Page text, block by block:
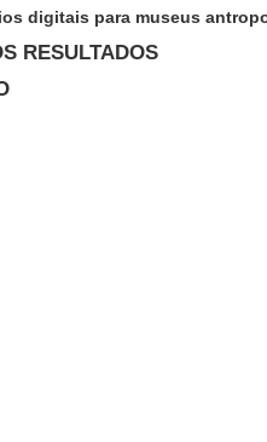
digitais para museus
RESULTADOS